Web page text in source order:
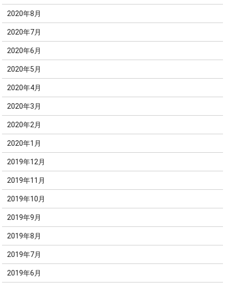
2020年8月
2020年7月
2020年6月
2020年5月
2020年4月
2020年3月
2020年2月
2020年1月
2019年12月
2019年11月
2019年10月
2019年9月
2019年8月
2019年7月
2019年6月